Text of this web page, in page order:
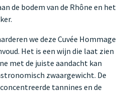
de bodem van de Rhône en het
we deze Cuvée Hommage
Het is een wijn die laat zien
met de juiste aandacht kan
zwaargewicht. De
tannines en de